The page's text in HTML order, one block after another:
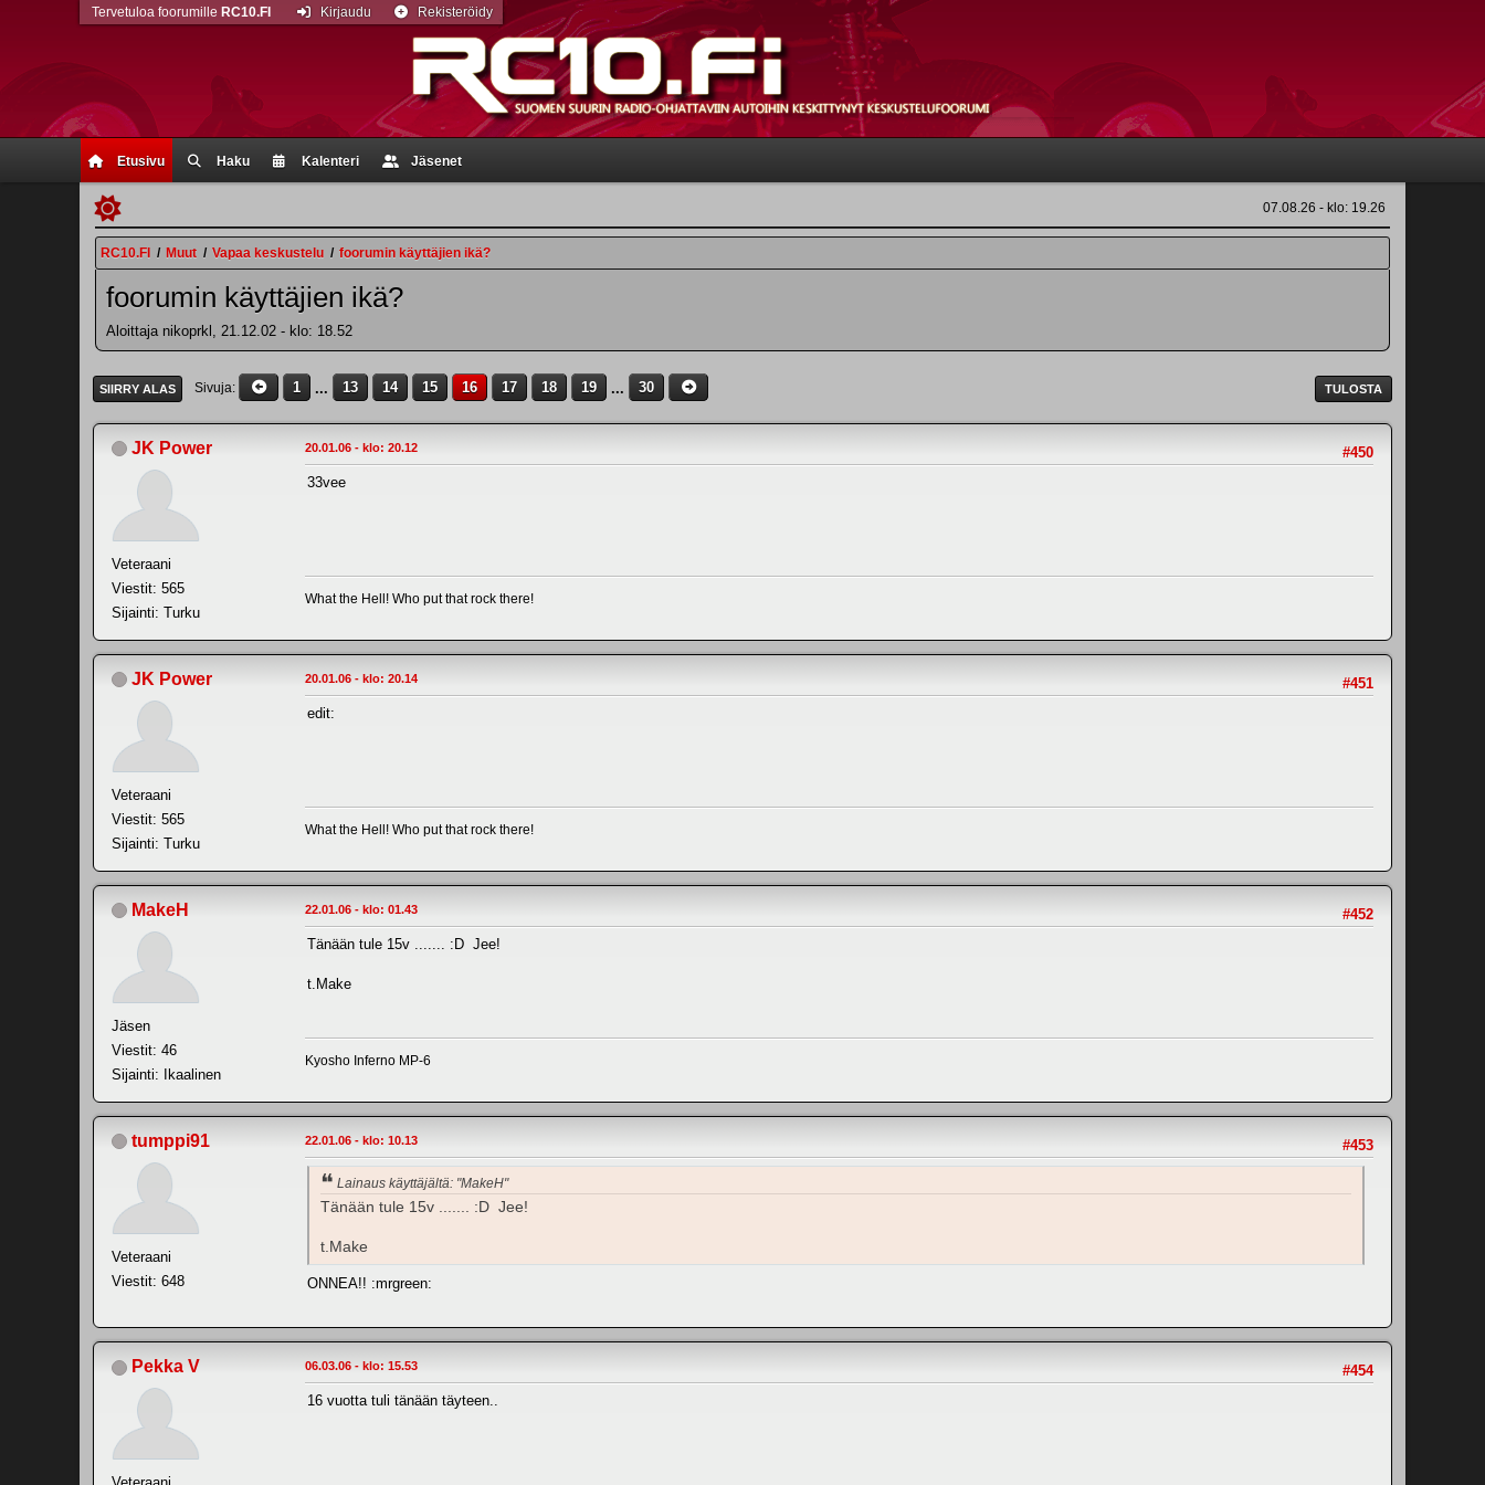
Etusivu Haku Kalenteri Jäsenet
Tervetuloa foorumille RC10.FI Kirjaudu Rekisteröidy
07.08.26 - klo: 19.26
RC10.FI / Muut / Vapaa keskustelu / foorumin käyttäjien ikä?
foorumin käyttäjien ikä?
Aloittaja nikoprkl, 21.12.02 - klo: 18.52
TULOSTA
SIIRRY ALAS Sivuja 1 ... 13 14 15 16 17 18 19 ... 30
JK Power
Veteraani
Viestit: 565
Sijainti: Turku
#450
20.01.06 - klo: 20.12
33vee
What the Hell! Who put that rock there!
JK Power
Veteraani
Viestit: 565
Sijainti: Turku
#451
20.01.06 - klo: 20.14
edit:
What the Hell! Who put that rock there!
MakeH
Jäsen
Viestit: 46
Sijainti: Ikaalinen
#452
22.01.06 - klo: 01.43
Tänään tule 15v ....... :D Jee!
t.Make
Kyosho Inferno MP-6
tumppi91
Veteraani
Viestit: 648
#453
22.01.06 - klo: 10.13
Lainaus käyttäjältä: "MakeH"
Tänään tule 15v ....... :D Jee!
t.Make
ONNEA!! :mrgreen:
Pekka V #454
06.03.06 - klo: 15.53
16 vuotta tuli tänään täyteen..